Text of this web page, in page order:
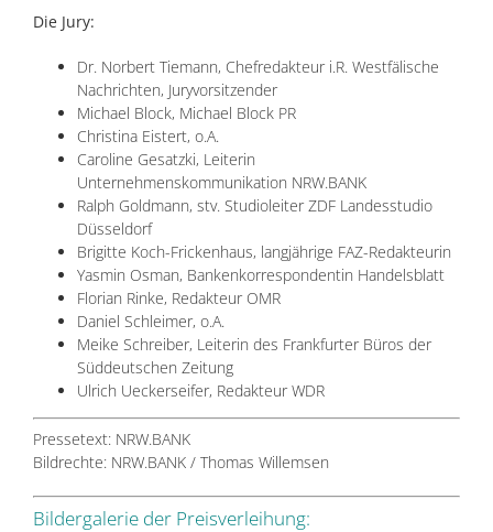
Die Jury:
Dr. Norbert Tiemann, Chefredakteur i.R. Westfälische
Nachrichten, Juryvorsitzender
Michael Block, Michael Block PR
Christina Eistert, o.A.
Caroline Gesatzki, Leiterin
Unternehmenskommunikation NRW.BANK
Ralph Goldmann, stv. Studioleiter ZDF Landesstudio
Düsseldorf
Brigitte Koch-Frickenhaus, langjährige FAZ-Redakteurin
Yasmin Osman, Bankenkorrespondentin Handelsblatt
Florian Rinke, Redakteur OMR
Daniel Schleimer, o.A.
Meike Schreiber, Leiterin des Frankfurter Büros der
Süddeutschen Zeitung
Ulrich Ueckerseifer, Redakteur WDR
Pressetext: NRW.BANK
Bildrechte: NRW.BANK / Thomas Willemsen
Bildergalerie der Preisverleihung: